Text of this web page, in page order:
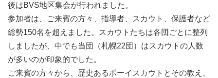
後はBVS地区集会が行われました。
参加者は、ご来賓の方々、指導者、スカウト、保護者など
総勢150名を超えました。スカウトたちは各団ごとに整列
しましたが、中でも当団（札幌22団）はスカウトの人数
が多いのが印象的でした。
ご来賓の方々から、歴史あるボーイスカウトとその教え、